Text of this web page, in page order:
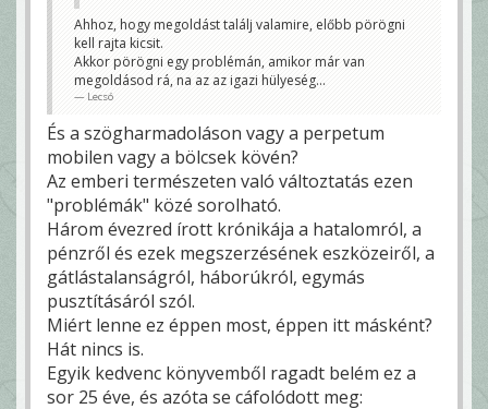
Ahhoz, hogy megoldást találj valamire, előbb pörögni
kell rajta kicsit.
Akkor pörögni egy problémán, amikor már van
megoldásod rá, na az az igazi hülyeség...
Lecsó
És a szögharmadoláson vagy a perpetum
mobilen vagy a bölcsek kövén?
Az emberi természeten való változtatás ezen
"problémák" közé sorolható.
Három évezred írott krónikája a hatalomról, a
pénzről és ezek megszerzésének eszközeiről, a
gátlástalanságról, háborúkról, egymás
pusztításáról szól.
Miért lenne ez éppen most, éppen itt másként?
Hát nincs is.
Egyik kedvenc könyvemből ragadt belém ez a
sor 25 éve, és azóta se cáfolódott meg: